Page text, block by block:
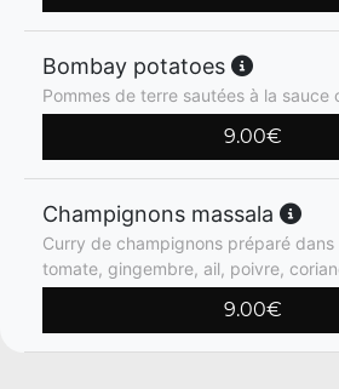
Bombay potatoes
Pommes de terre sautées à la sauce
9.00€
Champignons massala
Curry de champignons préparé dans
tomate, gingembre, ail, poivre,
9.00€